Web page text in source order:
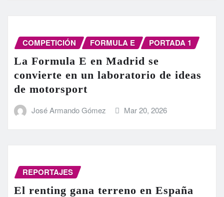
COMPETICIÓN FORMULA E PORTADA 1
La Formula E en Madrid se
convierte en un laboratorio de ideas
de motorsport
José Armando Gómez Mar 20, 2026
REPORTAJES
El renting gana terreno en España